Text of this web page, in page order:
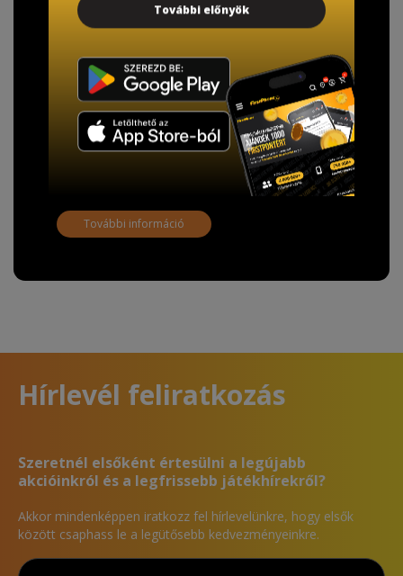
TISZTELT VÁSÁRLÓNK!
Fizetésnél kérje az ingyenes adattörlő kódot
adatainak biztonsága érdekében!
A Kormány döntése alapján a kereskedő minden tartós
adathordozó termék vásárlásakor köteles ingyenes
További információ
Hírlevél feliratkozás
Szeretnél elsőként értesülni a legújabb
akcióinkról és a legfrissebb játékhírekről?
Akkor mindenképpen iratkozz fel hírlevelünkre, hogy elsők
között csaphass le a legütősebb kedvezményeinkre.
További előnyök